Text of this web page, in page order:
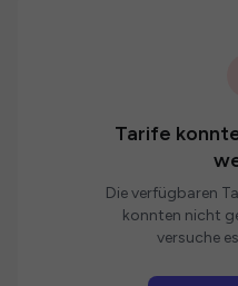
Tarife
Die verfügbaren
konnten nicht
versuche